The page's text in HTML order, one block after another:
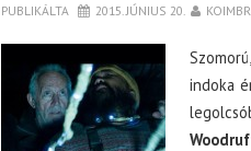
PUBLIKÁLTA 2015. JÚNIUS 20.
indoka